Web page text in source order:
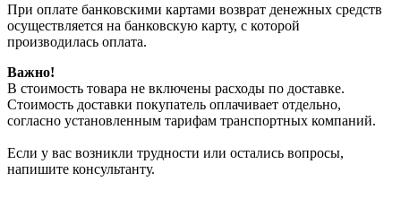
При оплате банковскими картами возврат денежных средств
осуществляется на банковскую карту, с которой
производилась оплата.
Важно!
В стоимость товара не включены расходы по доставке.
Стоимость доставки покупатель оплачивает отдельно,
согласно установленным тарифам транспортных компаний.
Если у вас возникли трудности или остались вопросы,
напишите консультанту.